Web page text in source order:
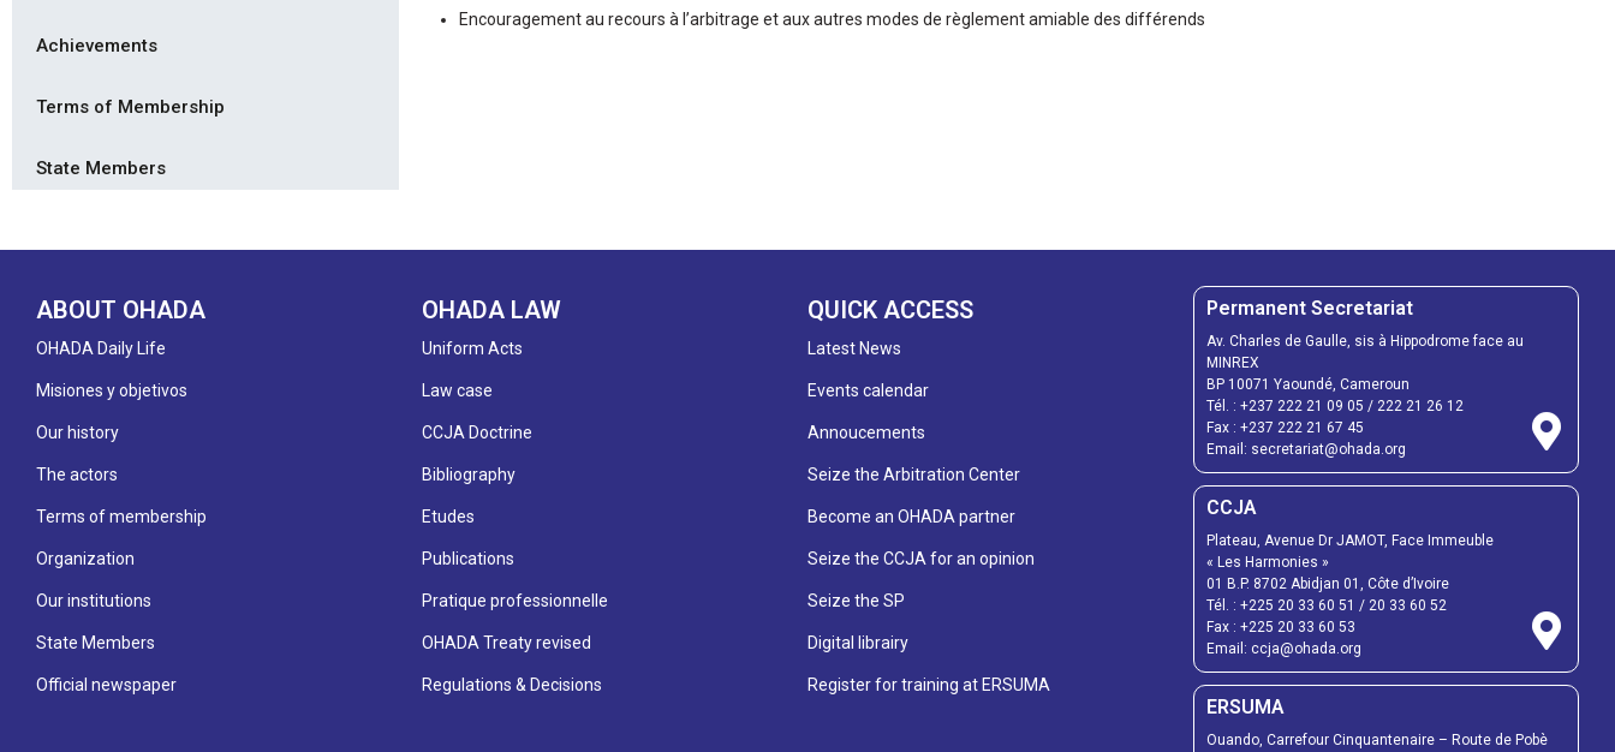
Achievements
Terms of Membership
State Members
Encouragement au recours à l’arbitrage et aux autres modes de règlement amiable des différends
ABOUT OHADA
OHADA Daily Life
Misiones y objetivos
Our history
The actors
Terms of membership
Organization
Our institutions
State Members
Official newspaper
OHADA LAW
Uniform Acts
Law case
CCJA Doctrine
Bibliography
Etudes
Publications
Pratique professionnelle
OHADA Treaty revised
Regulations & Decisions
QUICK ACCESS
Latest News
Events calendar
Annoucements
Seize the Arbitration Center
Become an OHADA partner
Seize the CCJA for an opinion
Seize the SP
Digital librairy
Register for training at ERSUMA
Permanent Secretariat
Av. Charles de Gaulle, sis à Hippodrome face au
MINREX
BP 10071 Yaoundé, Cameroun
Tél. : +237 222 21 09 05 / 222 21 26 12
Fax : +237 222 21 67 45
Email: secretariat@ohada.org
CCJA
Plateau, Avenue Dr JAMOT, Face Immeuble
« Les Harmonies »
01 B.P. 8702 Abidjan 01, Côte d’Ivoire
Tél. : +225 20 33 60 51 / 20 33 60 52
Fax : +225 20 33 60 53
Email: ccja@ohada.org
ERSUMA
Ouando, Carrefour Cinquantenaire – Route de Pobè